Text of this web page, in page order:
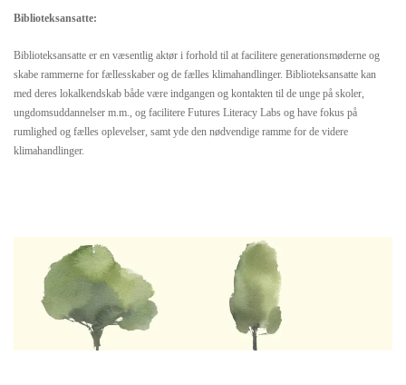
Biblioteksansatte:
Biblioteksansatte er en væsentlig aktør i forhold til at facilitere generationsmøderne og
skabe rammerne for fællesskaber og de fælles klimahandlinger. Biblioteksansatte kan
med deres lokalkendskab både være indgangen og kontakten til de unge på skoler,
ungdomsuddannelser m.m., og facilitere Futures Literacy Labs og have fokus på
rumlighed og fælles oplevelser, samt yde den nødvendige ramme for de videre
klimahandlinger.